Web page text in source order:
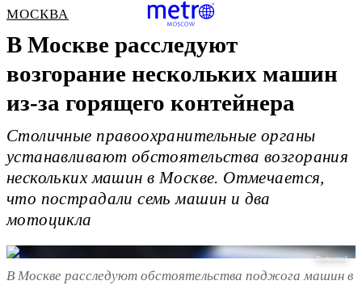
МОСКВА
В Москве расследуют
возгорание нескольких машин
из-за горящего контейнера
Столичные правоохранительные органы
устанавливают обстоятельства возгорания
нескольких машин в Москве. Отмечается,
что пострадали семь машин и два
мотоцикла
Shutterstock
В Москве расследуют обстоятельства поджога машин в